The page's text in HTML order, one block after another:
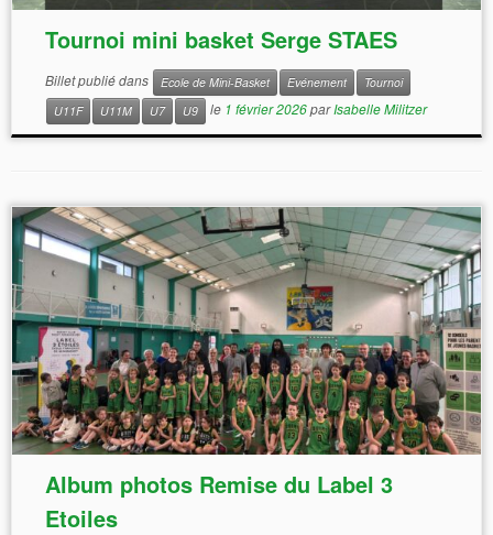
Tournoi mini basket Serge STAES
Billet publié dans Ecole de Mini-Basket Evénement
Tournoi
U11F
U11M U7 U9 le 1 février 2026parIsabelle Militzer
Album photos Remise du Label 3
Etoiles